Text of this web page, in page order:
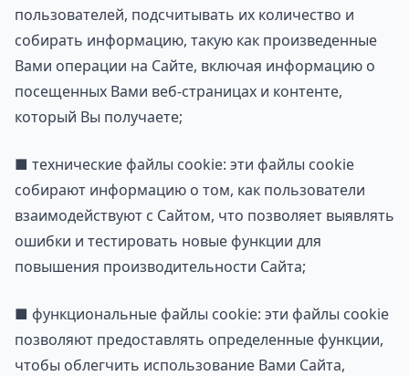
пользователей, подсчитывать их количество и
собирать информацию, такую как произведенные
Вами операции на Сайте, включая информацию о
посещенных Вами веб-страницах и контенте,
который Вы получаете;
■ технические файлы cookie: эти файлы cookie
собирают информацию о том, как пользователи
взаимодействуют с Сайтом, что позволяет выявлять
ошибки и тестировать новые функции для
повышения производительности Сайта;
■ функциональные файлы cookie: эти файлы cookie
позволяют предоставлять определенные функции,
чтобы облегчить использование Вами Сайта,